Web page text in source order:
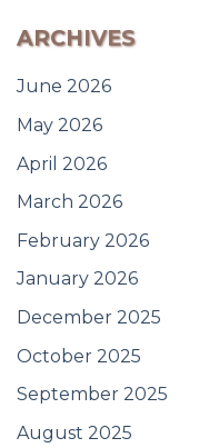
ARCHIVES
June 2026
May 2026
April 2026
March 2026
February 2026
January 2026
December 2025
October 2025
September 2025
August 2025